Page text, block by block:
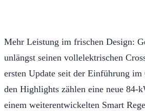
Mehr Leistung im frischen Design:
unlängst seinen vollelektrischen
ersten Update seit der Einführung
den Highlights zählen eine neue 84-
einem weiterentwickelten Smart